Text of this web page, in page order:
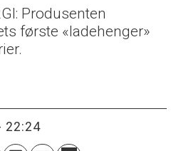
Produsenten
første «ladehenger»
22:24